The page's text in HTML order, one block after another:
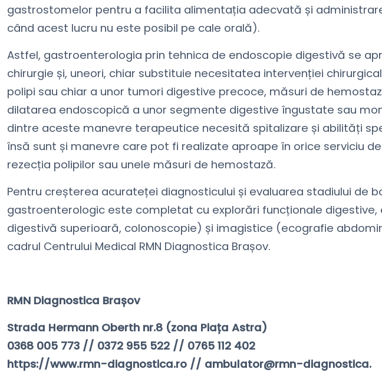
gastrostomelor pentru a facilita alimentația adecvată și
când acest lucru nu este posibil pe cale orală).
Astfel, gastroenterologia prin tehnica de endoscopie digestivă se
chirurgie și, uneori, chiar substituie necesitatea intervenției
polipi sau chiar a unor tumori digestive precoce, măsuri de
dilatarea endoscopică a unor segmente digestive îngustate sau
dintre aceste manevre terapeutice necesită spitalizare și abilități
însă sunt și manevre care pot fi realizate aproape în orice serviciu
rezecția polipilor sau unele măsuri de hemostază.
Pentru creșterea acurateței diagnosticului și evaluarea stadiului de
gastroenterologic este completat cu explorări funcționale
digestivă superioară, colonoscopie) și imagistice (ecografie
cadrul Centrului Medical RMN Diagnostica Brașov.
RMN Diagnostica Brașov
Strada Hermann Oberth nr.8 (zona Piața Astra)
0368 005 773 // 0372 955 522 // 0765 112 402
https://www.rmn-diagnostica.ro // ambulator@rmn-diagnostica.